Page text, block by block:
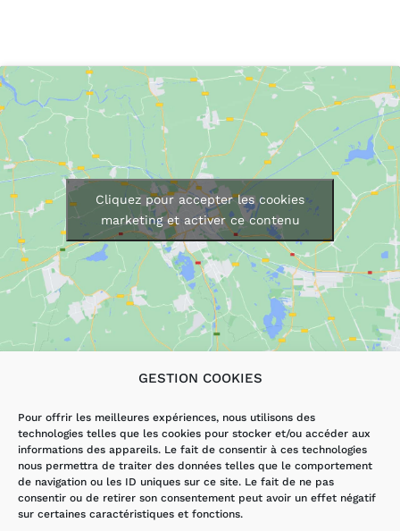
GESTION COOKIES
Pour offrir les meilleures expériences, nous utilisons des
technologies telles que les cookies pour stocker et/ou accéder aux
informations des appareils. Le fait de consentir à ces technologies
nous permettra de traiter des données telles que le comportement
de navigation ou les ID uniques sur ce site. Le fait de ne pas
consentir ou de retirer son consentement peut avoir un effet négatif
sur certaines caractéristiques et fonctions.
Cliquez pour accepter les cookies
marketing et activer ce contenu
LES SERVICES
DÉPANNAGE
ÉLECTRICITÉ
VMI/VMC
RÉNOVATION
HANDIBAT
AUTRES PAGES
ACCUEIL
ACTUALITÉS
CONTACT
MENTIONS